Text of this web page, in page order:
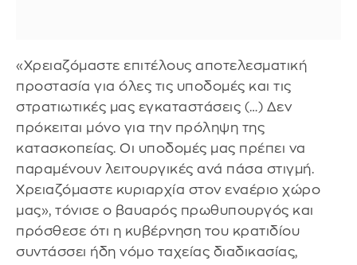
«Χρειαζόμαστε επιτέλους αποτελεσματική
προστασία για όλες τις υποδομές και τις
στρατιωτικές μας εγκαταστάσεις (…) Δεν
πρόκειται μόνο για την πρόληψη της
κατασκοπείας. Οι υποδομές μας πρέπει να
παραμένουν λειτουργικές ανά πάσα στιγμή.
Χρειαζόμαστε κυριαρχία στον εναέριο χώρο
μας», τόνισε ο βαυαρός πρωθυπουργός και
πρόσθεσε ότι η κυβέρνηση του κρατιδίου
συντάσσει ήδη νόμο ταχείας διαδικασίας,